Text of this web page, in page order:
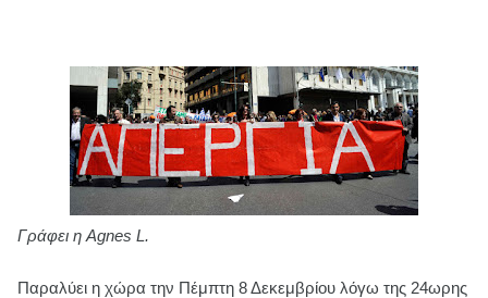
Γράφει η Agnes L.
Παραλύει η χώρα την Πέμπτη 8 Δεκεμβρίου λόγω της 24ωρης